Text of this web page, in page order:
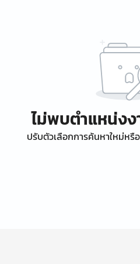
ไม่พบตำแหน่ง
ปรับตัวเลือกการค้นหาใหม่ห